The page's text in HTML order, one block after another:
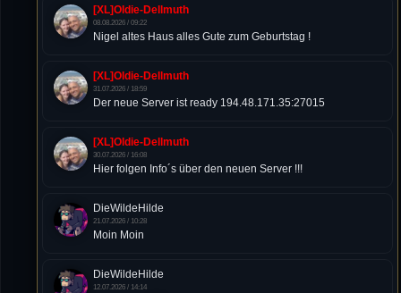
[XL]Oldie-Dellmuth
08.08.2026 / 09:22
Nigel altes Haus alles Gute zum Geburtstag !
[XL]Oldie-Dellmuth
31.07.2026 / 18:59
Der neue Server ist ready 194.48.171.35:27015
[XL]Oldie-Dellmuth
30.07.2026 / 16:08
Hier folgen Info´s über den neuen Server !!!
DieWildeHilde
21.07.2026 / 10:28
Moin Moin
DieWildeHilde
12.07.2026 / 14:14